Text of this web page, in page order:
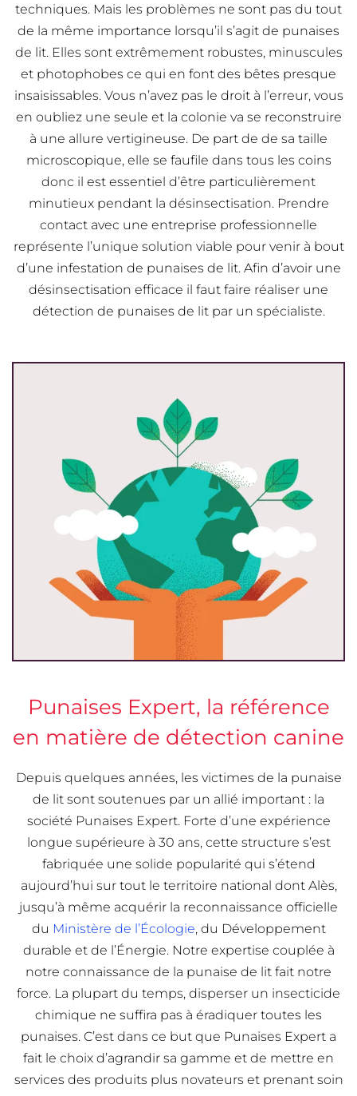
techniques. Mais les problèmes ne sont pas du tout
de la même importance lorsqu’il s’agit de punaises
de lit. Elles sont extrêmement robustes, minuscules
et photophobes ce qui en font des bêtes presque
insaisissables. Vous n’avez pas le droit à l’erreur, vous
en oubliez une seule et la colonie va se reconstruire
à une allure vertigineuse. De part de de sa taille
microscopique, elle se faufile dans tous les coins
donc il est essentiel d’être particulièrement
minutieux pendant la désinsectisation. Prendre
contact avec une entreprise professionnelle
représente l’unique solution viable pour venir à bout
d’une infestation de punaises de lit. Afin d’avoir une
désinsectisation efficace il faut faire réaliser une
détection de punaises de lit par un spécialiste.
Punaises Expert, la référence
en matière de détection canine
Depuis quelques années, les victimes de la punaise
de lit sont soutenues par un allié important : la
société Punaises Expert. Forte d’une expérience
longue supérieure à 30 ans, cette structure s’est
fabriquée une solide popularité qui s’étend
aujourd’hui sur tout le territoire national dont Alès,
jusqu’à même acquérir la reconnaissance officielle
du Ministère de l’Écologie, du Développement
durable et de l’Énergie. Notre expertise couplée à
notre connaissance de la punaise de lit fait notre
force. La plupart du temps, disperser un insecticide
chimique ne suffira pas à éradiquer toutes les
punaises. C’est dans ce but que Punaises Expert a
fait le choix d’agrandir sa gamme et de mettre en
services des produits plus novateurs et prenant soin